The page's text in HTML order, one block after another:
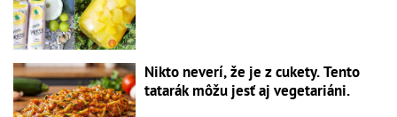
Nikto neverí, že je z cukety. Tento
tatarák môžu jesť aj vegetariáni.